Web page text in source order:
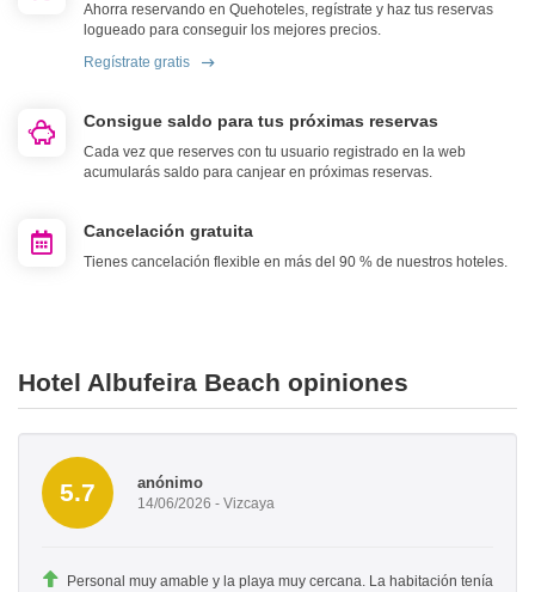
Ahorra reservando en Quehoteles, regístrate y haz tus reservas
logueado para conseguir los mejores precios.
Regístrate gratis
Consigue saldo para tus próximas reservas
Cada vez que reserves con tu usuario registrado en la web
acumularás saldo para canjear en próximas reservas.
Cancelación gratuita
Tienes cancelación flexible en más del 90 % de nuestros hoteles.
Hotel Albufeira Beach opiniones
5.7 anónimo
14/06/2026 - Vizcaya
Personal muy amable y la playa muy cercana. La habitación tenía